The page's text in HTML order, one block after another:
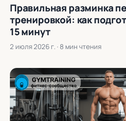
Правильная разминка
тренировкой: как
15 минут
2 июля 2026 г. · 8 мин чтения